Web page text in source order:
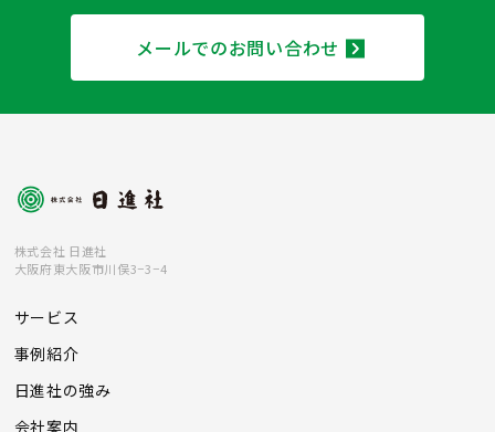
メールでのお問い合わせ
株式会社 日進社
大阪府東大阪市川俣3−3−4
サービス
事例紹介
日進社の強み
会社案内